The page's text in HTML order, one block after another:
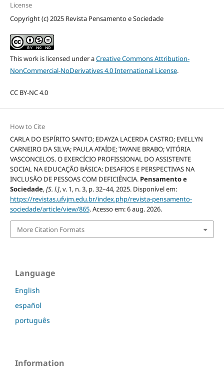
License
Copyright (c) 2025 Revista Pensamento e Sociedade
This work is licensed under aCreative Commons Attribution-
NonCommercial-NoDerivatives 4.0 International License.
CC BY-NC 4.0
How to Cite
CARLA DO ESPÍRITO SANTO; EDAYZA LACERDA CASTRO; EVELLYN
CARNEIRO DA SILVA; PAULA ATAÍDE; TAYANE BRABO; VITÓRIA
VASCONCELOS. O EXERCÍCIO PROFISSIONAL DO ASSISTENTE
SOCIAL NA EDUCAÇÃO BÁSICA: DESAFIOS E PERSPECTIVAS NA
INCLUSÃO DE PESSOAS COM DEFICIÊNCIA. Pensamento e
Sociedade,[S. l.], v. 1, n. 3, p. 32–44, 2025. Disponível em:
https://revistas.ufvjm.edu.br/index.php/revista-pensamento-
sociedade/article/view/865. Acesso em: 6 aug. 2026.
More Citation Formats
Language
English
español
português
Information